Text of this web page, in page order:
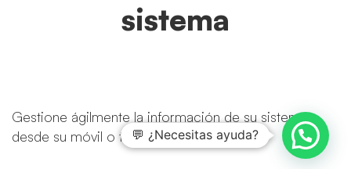
sistema
Gestione ágilmente la información de su sistema
desde su móvil o tablet.💬 ¿Necesitas ayuda?